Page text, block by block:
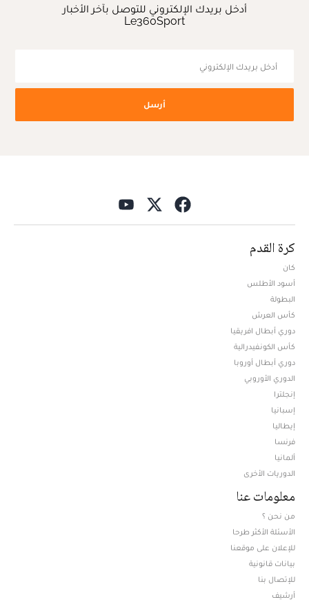
أدخل بريدك الإلكتروني للتوصل بآخر الأخبار
Le360Sport
أرسل
كرة القدم
كان
أسود الأطلس
البطولة
كأس العرش
دوري أبطال افريقيا
كأس الكونفيدرالية
دوري أبطال أوروبا
الدوري الأوروبي
إنجلترا
إسبانيا
إيطاليا
فرنسا
ألمانيا
الدوريات الأخرى
معلومات عنا
من نحن ؟
الأسئلة الأكثر طرحا
للإعلان على موقعنا
بيانات قانونية
للإتصال بنا
أرشيف